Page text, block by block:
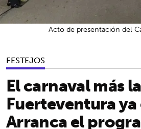
FESTEJOS
El carnaval más
Fuerteventura
Arranca el
Acto de presentación del